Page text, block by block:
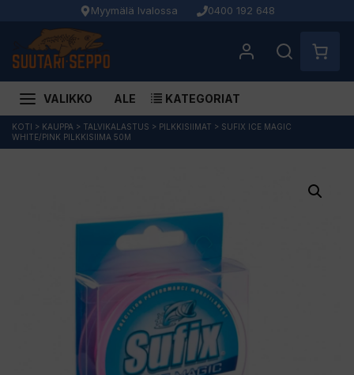
Myymälä Ivalossa 0400 192 648
VALIKKO ALE KATEGORIAT
Siirry
sisältöön
KOTI > KAUPPA > TALVIKALASTUS > PILKKISIIMAT > SUFIX ICE MAGIC
WHITE/PINK PILKKISIIMA 50M